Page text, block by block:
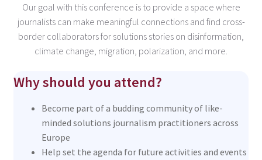
Our goal with this conference is to provide a space where
journalists can make meaningful connections and find cross-
border collaborators for solutions stories on disinformation,
climate change, migration, polarization, and more.
Why should you attend?
Become part of a budding community of like-
minded solutions journalism practitioners across
Europe
Help set the agenda for future activities and events